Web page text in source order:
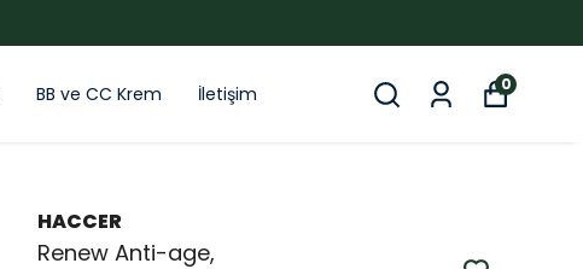
BB ve CC Krem İletişim 0
HACCER
Renew Anti-age,